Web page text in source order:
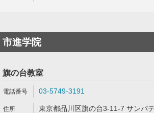
市進学院
旗の台教室
03-5749-3191
東京都品川区旗の台3-11-7 サンパ